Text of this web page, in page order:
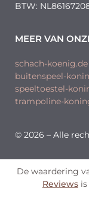
BTW:
MEER VAN
schach-koenig.de
buitenspeel-
speeltoestel-
trampoline-
© 2026 – Alle
De waardering
Reviews